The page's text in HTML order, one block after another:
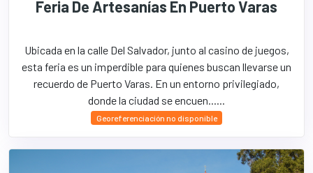
Feria De Artesanías En Puerto Varas
Ubicada en la calle Del Salvador, junto al casino de juegos,
esta feria es un imperdible para quienes buscan llevarse un
recuerdo de Puerto Varas. En un entorno privilegiado,
donde la ciudad se encuen......
Georeferenciación no disponible